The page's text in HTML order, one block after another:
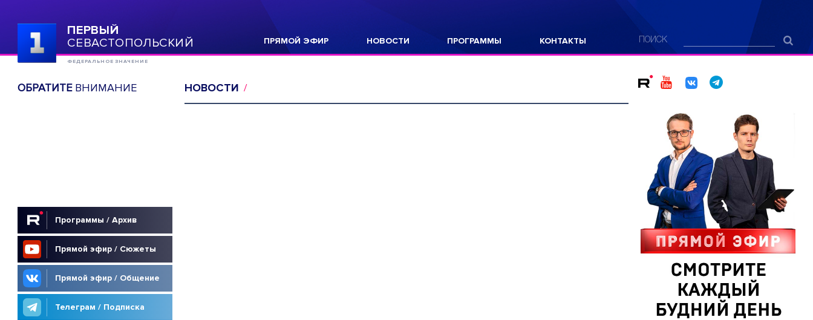
ПЕРВЫЙ
СЕВАСТОПОЛЬСКИЙ
ФЕДЕРАЛЬНОЕ ЗНАЧЕНИЕ
ПРЯМОЙ ЭФИР НОВОСТИ ПРОГРАММЫ КОНТАКТЫ ПОИСК
ОБРАТИТЕВНИМАНИЕ
Программы / Архив
Прямой эфир / Сюжеты
Прямой эфир / Общение
Телеграм / Подписка
НОВОСТИ